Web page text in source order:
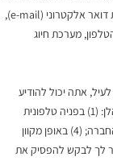
כל זאת בכל אמצעי תקשורת, לרבות באמצעות כתובת דואר אלקטרוני (e-mail),
מערכת חיוג
אתה יכול להודיע
לחברה בכתב, על סירובך לקבלו באחד האופנים שלהלן: (1) בפניה טלפונית
למוקד שירות הלקוחות; (2) בדואר רשום לפי כתובת החברה; (4) באופן מקוון
יתאפשר לך לבקש להפסיק את